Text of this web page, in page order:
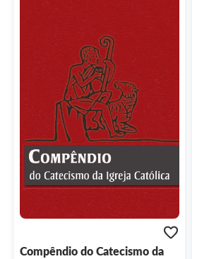
Compêndio do Catecismo da